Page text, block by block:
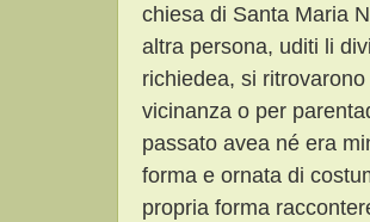
chiesa di Santa Maria
altra persona, uditi li
richiedea, si
vicinanza o per
passato avea né era
forma e ornata di
propria forma